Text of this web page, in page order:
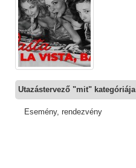
Utazástervező "mit" kategóriája
Esemény, rendezvény